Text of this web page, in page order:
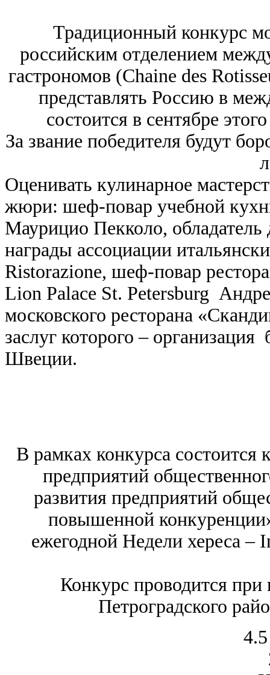
Традиционный конкурс
российским отделением
гастрономов (Chaine des
представлять Россию в
состоится в сентябре
За звание победителя будут
Оценивать кулинарное
жюри: шеф-повар учебной
Маурицио Пекколо,
награды ассоциации
Ristorazione, шеф-повар
Lion Palace St. Petersburg
московского ресторана
заслуг которого –
Швеции.
В рамках конкурса состоится
предприятий
развития предприятий
повышенной
ежегодной Недели хереса ‒
Конкурс проводится
Петроградского